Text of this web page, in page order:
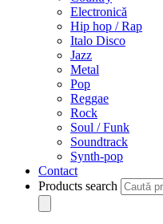
Electronică
Hip hop / Rap
Italo Disco
Jazz
Metal
Pop
Reggae
Rock
Soul / Funk
Soundtrack
Synth-pop
Contact
Products search